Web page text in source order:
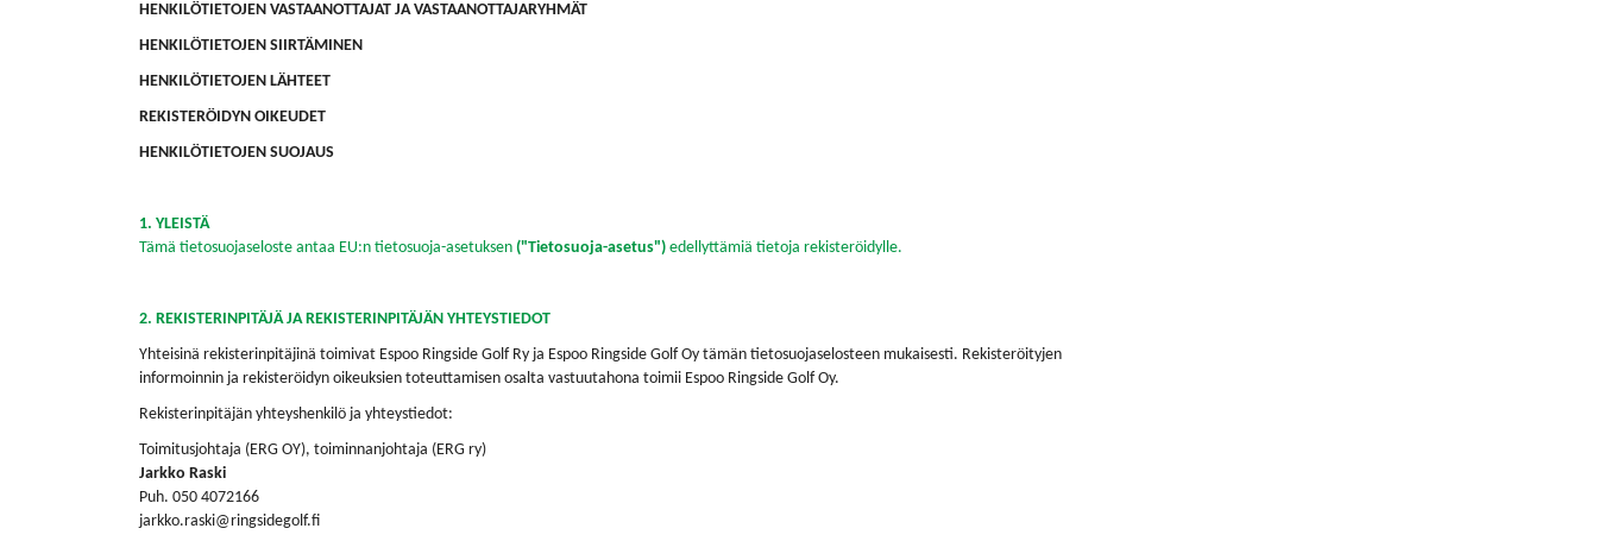
HENKILÖTIETOJEN VASTAANOTTAJAT JA VASTAANOTTAJARYHMÄT
HENKILÖTIETOJEN SIIRTÄMINEN
HENKILÖTIETOJEN LÄHTEET
REKISTERÖIDYN OIKEUDET
HENKILÖTIETOJEN SUOJAUS
1. YLEISTÄ
Tämä tietosuojaseloste antaa EU:n tietosuoja-asetuksen ("Tietosuoja-asetus") edellyttämiä tietoja rekisteröidylle.
2. REKISTERINPITÄJÄ JA REKISTERINPITÄJÄN YHTEYSTIEDOT
Yhteisinä rekisterinpitäjinä toimivat Espoo Ringside Golf Ry ja Espoo Ringside Golf Oy tämän tietosuojaselosteen mukaisesti. Rekisteröityjen
informoinnin ja rekisteröidyn oikeuksien toteuttamisen osalta vastuutahona toimii Espoo Ringside Golf Oy.
Rekisterinpitäjän yhteyshenkilö ja yhteystiedot:
Toimitusjohtaja (ERG OY), toiminnanjohtaja (ERG ry)
Jarkko Raski
Puh. 050 4072166
jarkko.raski@ringsidegolf.fi